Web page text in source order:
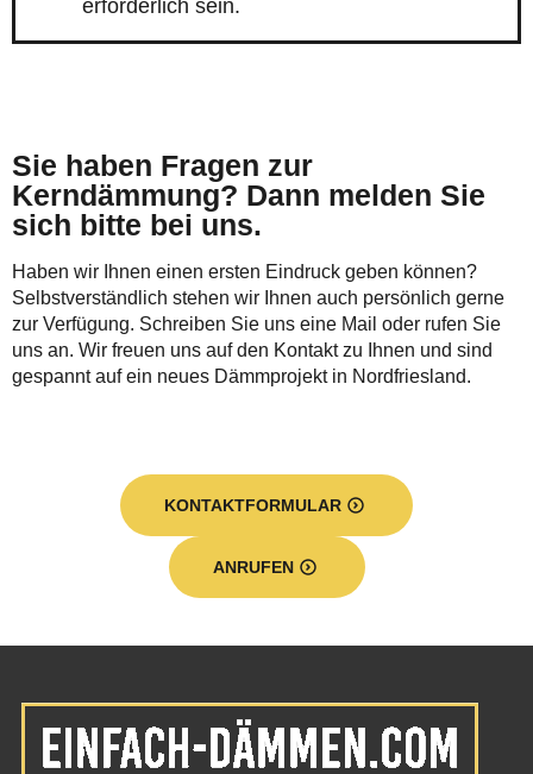
erforderlich sein.
Sie haben Fragen zur
Kerndämmung? Dann melden Sie
sich bitte bei uns.
Haben wir Ihnen einen ersten Eindruck geben können?
Selbstverständlich stehen wir Ihnen auch persönlich gerne
zur Verfügung. Schreiben Sie uns eine Mail oder rufen Sie
uns an. Wir freuen uns auf den Kontakt zu Ihnen und sind
gespannt auf ein neues Dämmprojekt in Nordfriesland.
KONTAKTFORMULAR
ANRUFEN